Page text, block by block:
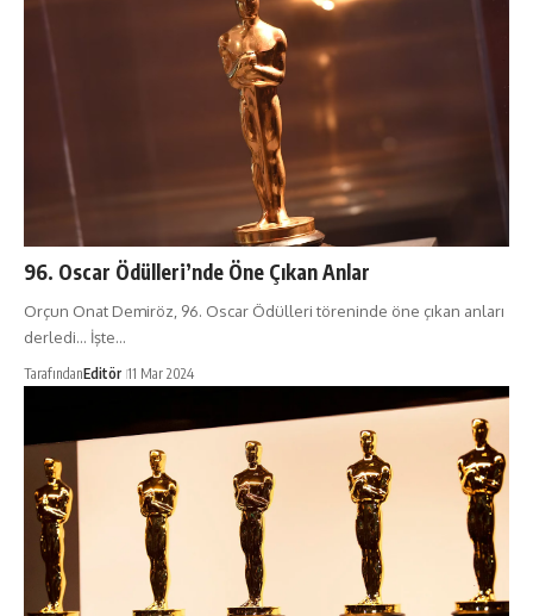
96. Oscar Ödülleri’nde Öne Çıkan Anlar
Orçun Onat Demiröz, 96. Oscar Ödülleri töreninde öne çıkan anları
derledi... İşte…
TarafındanEditör 11 Mar 2024